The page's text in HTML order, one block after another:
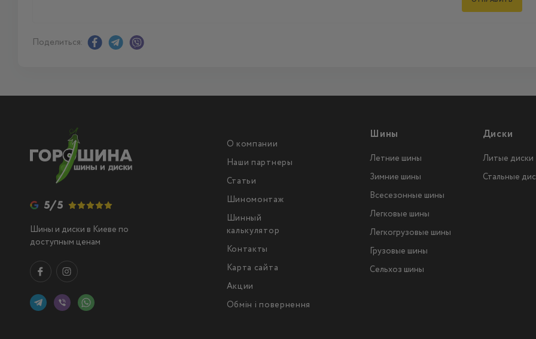
Поделиться:
5/5
Шины и диски в Киеве по
доступным ценам
О компании
Наши партнеры
Статьи
Шиномонтаж
Шинный
калькулятор
Контакты
Карта сайта
Акции
Обмін і повернення
Шины
Летние шины
Зимние шины
Всесезонные шины
Легковые шины
Легкогрузовые шины
Грузовые шины
Сельхоз шины
Диски
Литые диски
Стальные